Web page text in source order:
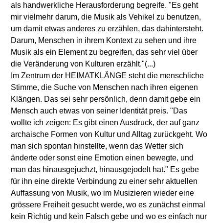
als handwerkliche Herausforderung begreife. "Es geht
mir vielmehr darum, die Musik als Vehikel zu benutzen,
um damit etwas anderes zu erzählen, das dahintersteht.
Darum, Menschen in ihrem Kontext zu sehen und ihre
Musik als ein Element zu begreifen, das sehr viel über
die Veränderung von Kulturen erzählt."(...)
Im Zentrum der HEIMATKLÄNGE steht die menschliche
Stimme, die Suche von Menschen nach ihren eigenen
Klängen. Das sei sehr persönlich, denn damit gebe ein
Mensch auch etwas von seiner Identität preis. "Das
wollte ich zeigen: Es gibt einen Ausdruck, der auf ganz
archaische Formen von Kultur und Alltag zurückgeht. Wo
man sich spontan hinstellte, wenn das Wetter sich
änderte oder sonst eine Emotion einen bewegte, und
man das hinausgejuchzt, hinausgejodelt hat." Es gebe
für ihn eine direkte Verbindung zu einer sehr aktuellen
Auffassung von Musik, wo im Musizieren wieder eine
grössere Freiheit gesucht werde, wo es zunächst einmal
kein Richtig und kein Falsch gebe und wo es einfach nur